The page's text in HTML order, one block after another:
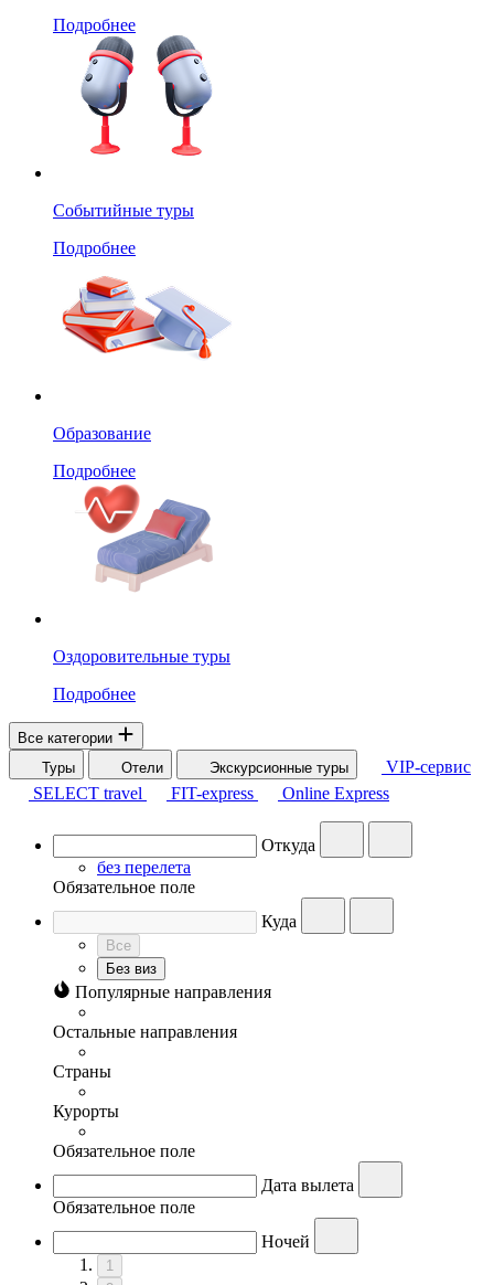
Подробнее
Событийные туры
Подробнее
Образование
Подробнее
Оздоровительные туры
Подробнее
Все категории
Туры
Отели Экскурсионные туры
VIP-сервис
SELECT travel
FIT-express Online Express
Откуда
без перелета
Обязательное поле
Куда
Все
Без виз
Популярные направления
Остальные направления
Страны
Курорты
Обязательное поле
Дата вылета
Обязательное поле
Ночей
1